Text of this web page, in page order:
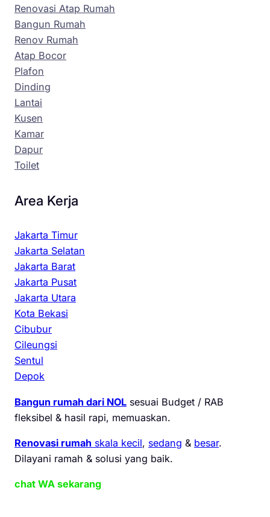
Renovasi Atap Rumah
Bangun Rumah
Renov Rumah
Atap Bocor
Plafon
Dinding
Lantai
Kusen
Kamar
Dapur
Toilet
Area Kerja
Jakarta Timur
Jakarta Selatan
Jakarta Barat
Jakarta Pusat
Jakarta Utara
Kota Bekasi
Cibubur
Cileungsi
Sentul
Depok
Bangun rumah dari NOL sesuai Budget / RAB
fleksibel & hasil rapi, memuaskan.
Renovasi rumah skala kecil, sedang & besar.
Dilayani ramah & solusi yang baik.
chat WA sekarang